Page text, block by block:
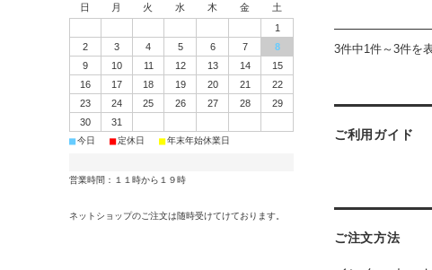
3件中1件～3件を
ご利用ガイド
ご注文方法
日 月 火 水 木 金
土
1
2
3 4 5 6 7
8
9
10 11 12 13 14
15
16
17 18 19 20 21
22
23
24 25 26 27 28
29
30
31
■今日 ■定休日 ■年末年始休業日
営業時間：１１時から１９時
ネットショップのご注文は随時受けてけております。